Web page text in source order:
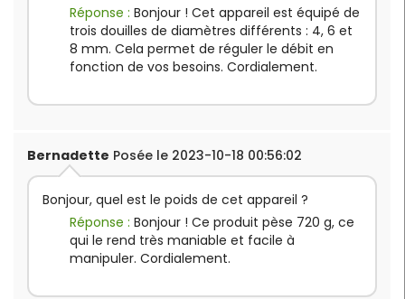
Réponse : Bonjour ! Cet appareil est équipé de
trois douilles de diamètres différents : 4, 6 et
8 mm. Cela permet de réguler le débit en
fonction de vos besoins. Cordialement.
Bernadette Posée le 2023-10-18 00:56:02
Bonjour, quel est le poids de cet appareil ?
Réponse : Bonjour ! Ce produit pèse 720 g, ce
qui le rend très maniable et facile à
manipuler. Cordialement.